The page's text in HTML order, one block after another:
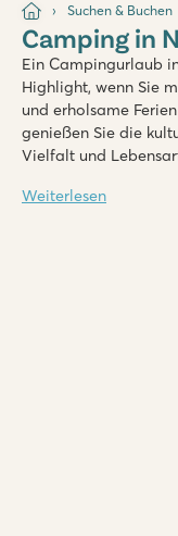
Suchen & Buchen
Camping in
Ein Campingurlaub
Highlight, wenn Sie
und erholsame
genießen Sie die
Vielfalt und
Weiterlesen